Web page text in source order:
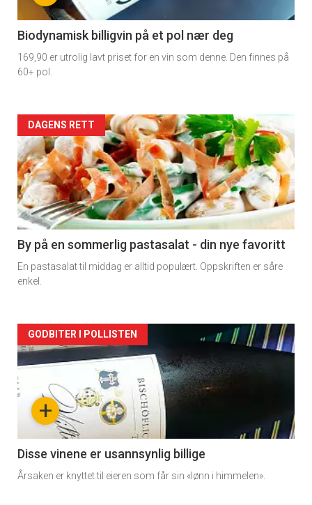
4
Biodynamisk billigvin på et pol nær deg
169,90 er utrolig lavt priset for en vin som denne. Den finnes på
60+ pol.
Forsiden
akkurat
nå
-
5
DAGENS RETT
By på en sommerlig pastasalat - din nye favoritt
En pastasalat til middag er alltid populært. Oppskriften er såre
enkel.
Forsiden
akkurat
nå
6
+
GODBITER I POLLISTEN
Disse vinene er usannsynlig billige
Årsaken er knyttet til eieren som får sin «lønn i himmelen».